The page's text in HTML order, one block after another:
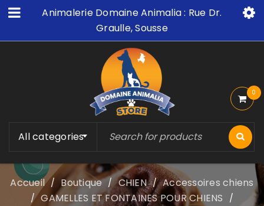
Animalerie Domaine Animalia : Rue Dr.
Graulle, Sousse
All categories
0
Accueil / Boutique / CHIEN / Accessoires chiens
/ GAMELLES ET FONTAINES POUR CHIENS /